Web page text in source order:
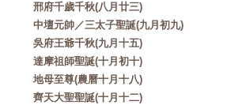
邢府千歲千秋(八月廿三)
中壇元帥／三太子聖誕(九月初九)
吳府王爺千秋(九月十五)
達摩祖師聖誕(十月初十)
地母至尊(農曆十月十八)
齊天大聖聖誕(十月十二)